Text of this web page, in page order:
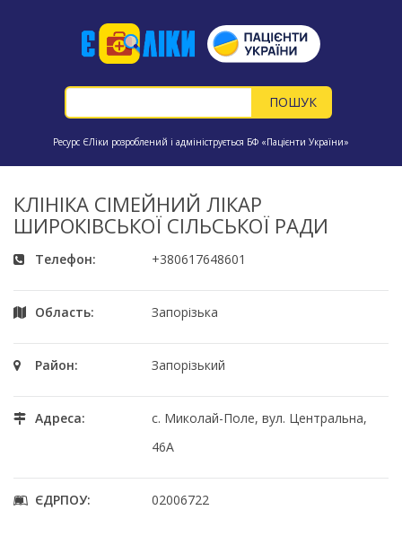
Ресурс ЄЛіки розроблений і адмініструється БФ «Пацієнти України»
КЛІНІКА СІМЕЙНИЙ ЛІКАР
ШИРОКІВСЬКОЇ СІЛЬСЬКОЇ РАДИ
Телефон: +380617648601
Область: Запорізька
Район: Запорізький
Адреса:
с. Миколай-Поле, вул. Центральна,
46А
ЄДРПОУ: 02006722